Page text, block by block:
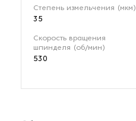
Степень измельчения (мкм)
35
Скорость вращения
шпинделя (об/мин)
530